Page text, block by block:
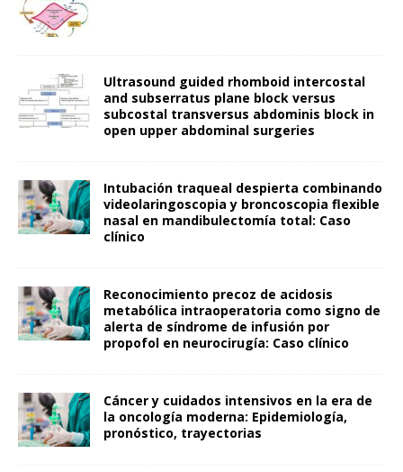
Ultrasound guided rhomboid intercostal
and subserratus plane block versus
subcostal transversus abdominis block in
open upper abdominal surgeries
Intubación traqueal despierta combinando
videolaringoscopia y broncoscopia flexible
nasal en mandibulectomía total: Caso
clínico
Reconocimiento precoz de acidosis
metabólica intraoperatoria como signo de
alerta de síndrome de infusión por
propofol en neurocirugía: Caso clínico
Cáncer y cuidados intensivos en la era de
la oncología moderna: Epidemiología,
pronóstico, trayectorias